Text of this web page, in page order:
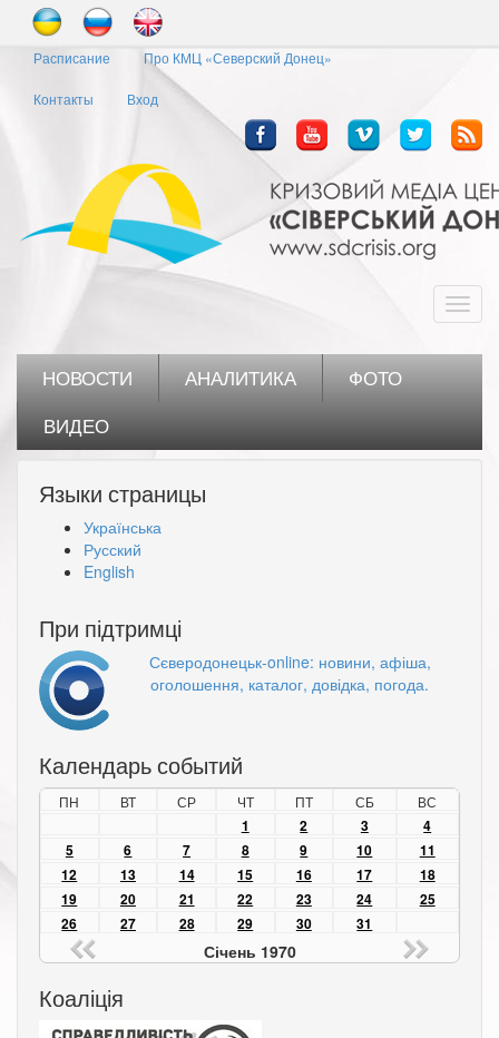
Перейти
основному
Расписание Про КМЦ «Северский Донец»
Контакты Вход
НОВОСТИ АНАЛИТИКА
ФОТО
ВИДЕО
Языки страницы
Українська
Русский
English
При підтримці
Сєверодонецьк-online: новини, афіша,
оголошення, каталог, довідка, погода.
Календарь событий
ПН ВТ СР ЧТ ПТ СБ ВС
1 2 3
4
5
6 7 8 9 10
11
12
13 14 15 16 17
18
19
20 21 22 23 24
25
26
27 28 29 30 31
Січень 1970
Коаліція